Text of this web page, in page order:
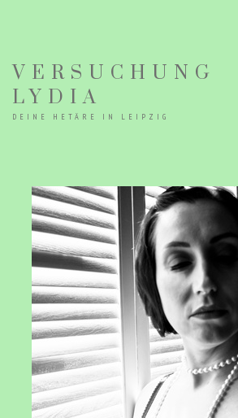
VERSUCHUNG
LYDIA
DEINE HETÄRE IN LEIPZIG